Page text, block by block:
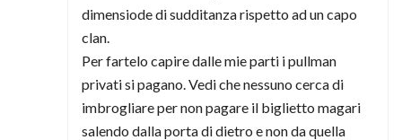
dimensiode di sudditanza rispetto ad un capo
clan.
Per fartelo capire dalle mie parti i pullman
privati si pagano. Vedi che nessuno cerca di
imbrogliare per non pagare il biglietto magari
salendo dalla porta di dietro e non da quella